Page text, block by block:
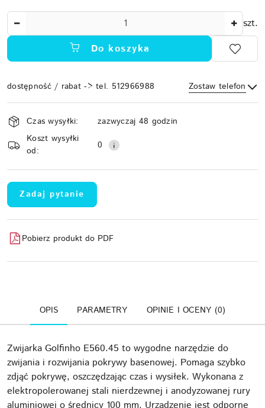
szt.
Do koszyka
dostępność / rabat -> tel. 512966988 Zostaw telefon
Wyślij
Dostępność
i
dostawa
Czas wysyłki:
zazwyczaj 48 godzin
Koszt wysyłki
od:
0
Zadaj pytanie
Pobierz produkt do PDF
OPIS PARAMETRY OPINIE I OCENY (0)
Zwijarka Golfinho E560.45 to wygodne narzędzie do
zwijania i rozwijania pokrywy basenowej. Pomaga szybko
zdjąć pokrywę, oszczędzając czas i wysiłek. Wykonana z
elektropolerowanej stali nierdzewnej i anodyzowanej rury